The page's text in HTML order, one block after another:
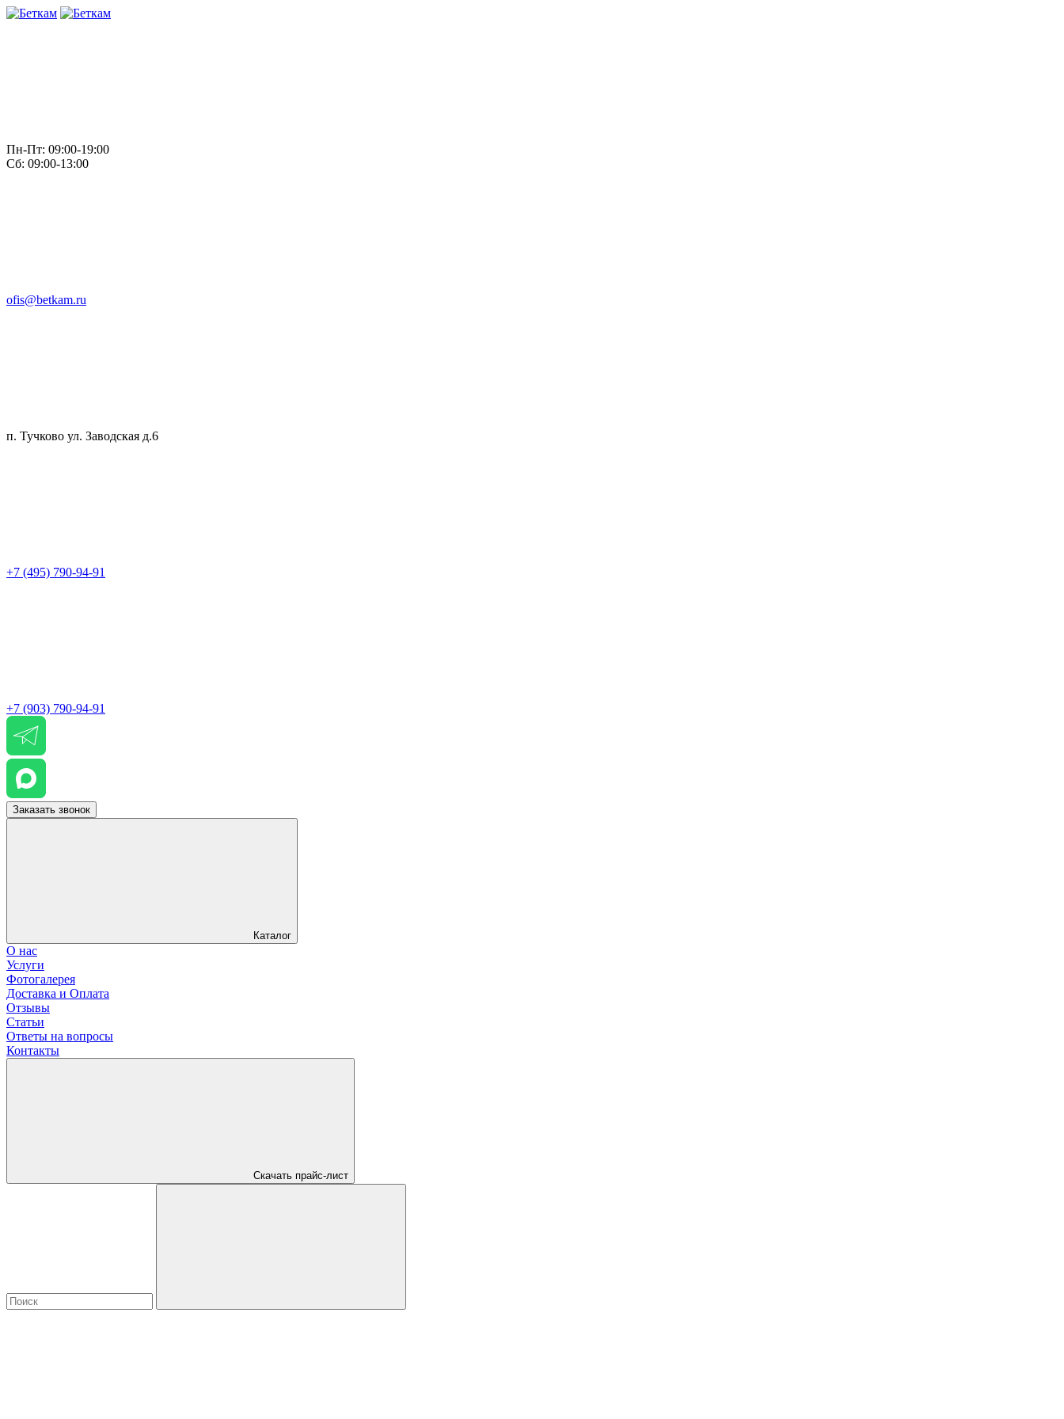
Пн-Пт: 09:00-19:00
Сб: 09:00-13:00
ofis@betkam.ru
п. Тучково ул. Заводская д.6
+7 (495) 790-94-91
+7 (903) 790-94-91
Заказать звонок
Каталог
О нас
Услуги
Фотогалерея
Доставка и Оплата
Отзывы
Статьи
Ответы на вопросы
Контакты
Скачать прайс-лист